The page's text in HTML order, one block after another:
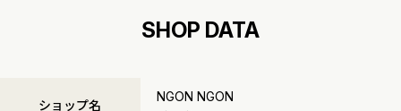
SHOP DATA
ショップ名
NGON NGON